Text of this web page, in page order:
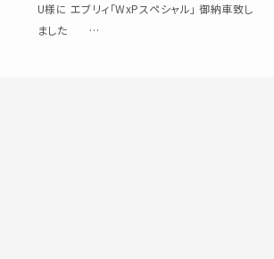
U様に エブリィ「WxPスペシャル」 御納車致し
ました …